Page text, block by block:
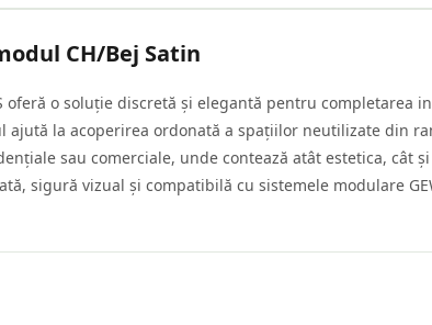
CH/Bej Satin
oferă o soluție discretă și elegantă pentru completarea
la acoperirea ordonată a spațiilor neutilizate din
sau comerciale, unde contează atât estetica, cât
sigură vizual și compatibilă cu sistemele modulare